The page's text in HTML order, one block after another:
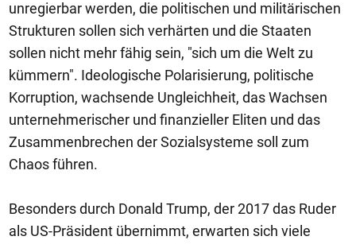
unregierbar werden, die politischen und militärischen
Strukturen sollen sich verhärten und die Staaten
sollen nicht mehr fähig sein, "sich um die Welt zu
kümmern". Ideologische Polarisierung, politische
Korruption, wachsende Ungleichheit, das Wachsen
unternehmerischer und finanzieller Eliten und das
Zusammenbrechen der Sozialsysteme soll zum
Chaos führen.
Besonders durch Donald Trump, der 2017 das Ruder
als US-Präsident übernimmt, erwarten sich viele